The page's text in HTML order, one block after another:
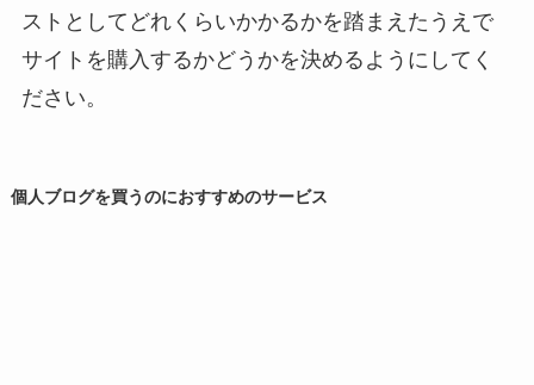
ストとしてどれくらいかかるかを踏まえたうえで
サイトを購入するかどうかを決めるようにしてく
ださい。
個人ブログを買うのにおすすめのサービス